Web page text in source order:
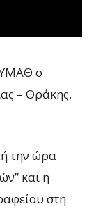
ο
– Θράκης,
την ώρα
και η
στη